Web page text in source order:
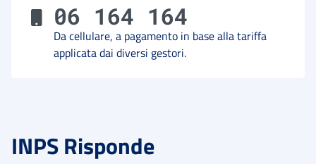
06 164 164
Da cellulare, a pagamento in base alla tariffa
applicata dai diversi gestori.
INPS Risponde